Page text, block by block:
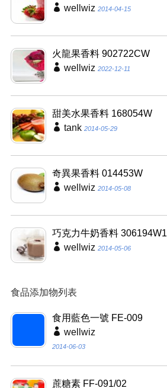
wellwiz 2014-04-15
火龍果香料 902722CW
wellwiz 2022-12-11
甜美水果香料 168054W
tank 2014-05-29
奇異果香料 014453W
wellwiz 2014-05-08
巧克力牛奶香料 306194W1
wellwiz 2014-05-06
食品添加物列表
食用藍色一號 FE-009
wellwiz
2014-06-03
蔗糖素 FF-091/02